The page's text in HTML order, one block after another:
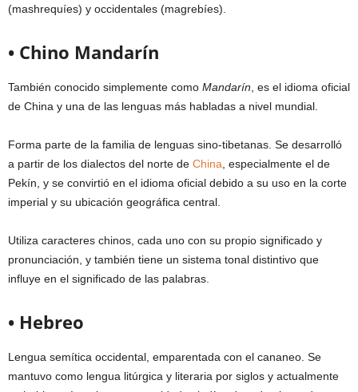
(mashrequíes) y occidentales (magrebíes).
• Chino Mandarín
También conocido simplemente como Mandarín , es el idioma oficial
de China y una de las lenguas más habladas a nivel mundial.
Forma parte de la familia de lenguas sino-tibetanas. Se desarrolló
a partir de los dialectos del norte de China , especialmente el de
Pekín, y se convirtió en el idioma oficial debido a su uso en la corte
imperial y su ubicación geográfica central.
Utiliza caracteres chinos, cada uno con su propio significado y
pronunciación, y también tiene un sistema tonal distintivo que
influye en el significado de las palabras.
• Hebreo
Lengua semítica occidental, emparentada con el cananeo. Se
mantuvo como lengua litúrgica y literaria por siglos y actualmente